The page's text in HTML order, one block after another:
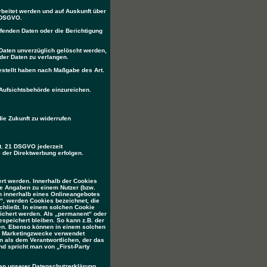
werden und auf Auskunft über
Daten oder die Berichtigung
unverzüglich gelöscht werden,
Daten zu verlangen.
haben nach Maßgabe des Art.
einzureichen.
Zukunft zu widerrufen
21 DSGVO jederzeit
Direktwerbung erfolgen.
werden. Innerhalb der Cookies
zu einem Nutzer (bzw.
innerhalb eines Onlineangebotes
werden Cookies bezeichnet, die
In einem solchen Cookie
werden. Als „permanent“ oder
bleiben. So kann z.B. der
Ebenso können in einem solchen
verwendet
als dem Verantwortlichen, der das
spricht man von „First-Party